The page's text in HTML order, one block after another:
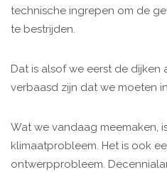
technische ingrepen om de
te bestrijden.
Dat is alsof we eerst de dijken
verbaasd zijn dat we moeten
Wat we vandaag meemaken,
klimaatprobleem. Het is ook
ontwerpprobleem.